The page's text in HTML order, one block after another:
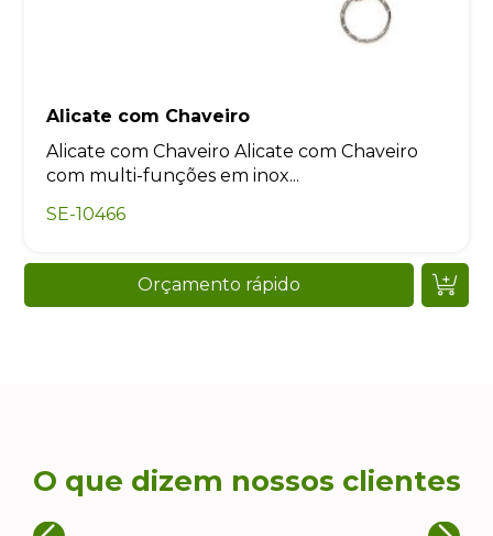
Alicate com Chaveiro
Alicate com Chaveiro Alicate com Chaveiro
com multi-funções em inox...
SE-10466
Orçamento rápido
O que dizem nossos clientes